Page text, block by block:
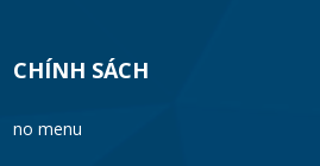
CHÍNH SÁCH
no menu